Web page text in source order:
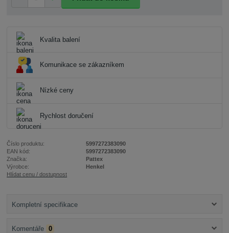
Kvalita balení
Komunikace se zákazníkem
Nízké ceny
Rychlost doručení
Číslo produktu:
5997272383090
EAN kód:
5997272383090
Značka:
Pattex
Výrobce:
Henkel
Hlídat cenu / dostupnost
Kompletní specifikace
Komentáře 0